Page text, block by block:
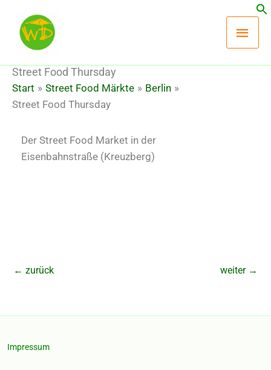
Inhalt
springen
Street Food Thursday
Start Street Food Märkte
Berlin
Street Food Thursday
Der Street Food Market in der
Eisenbahnstraße (Kreuzberg)
← zurück weiter →
Impressum